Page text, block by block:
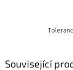
Související